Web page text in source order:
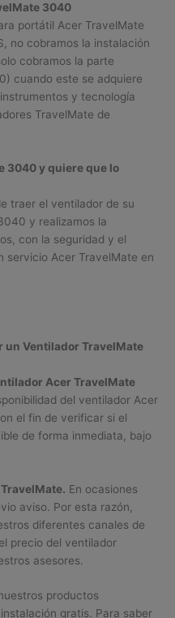
3040
portátil Acer TravelMate
no cobramos la instalación
cobramos la parte
cuando este se adquiere
y tecnología
TravelMate de
3040 y quiere que lo
traer el ventilador de su
y realizamos la
con la seguridad y el
servicio Acer TravelMate en
un Ventilador TravelMate
Acer TravelMate
del ventilador Acer
el fin de verificar si el
de forma inmediata, bajo
En ocasiones
aviso. Por esta razón,
diferentes canales de
precio del ventilador
asesores.
productos
gratis. Para saber